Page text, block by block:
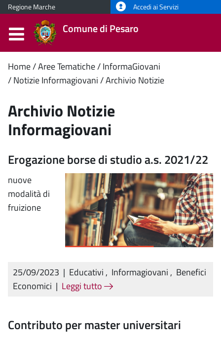
Regione Marche Accedi ai Servizi
Comune di Pesaro
Contenuto
principale
Home Aree Tematiche InformaGiovani
Notizie Informagiovani Archivio Notizie
Archivio Notizie
Informagiovani
Erogazione borse di studio a.s. 2021/22
nuove
modalità di
fruizione
25/09/2023 | Educativi , Informagiovani , Benefici
Economici | Leggi tutto
Contributo per master universitari